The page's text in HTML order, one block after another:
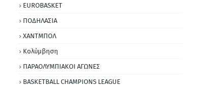
EUROBASKET
ΠΟΔΗΛΑΣΙΑ
ΧΑΝΤΜΠΟΛ
Κολύμβηση
ΠΑΡΑΟΛΥΜΠΙΑΚΟΙ ΑΓΩΝΕΣ
BASKETBALL CHAMPIONS LEAGUE